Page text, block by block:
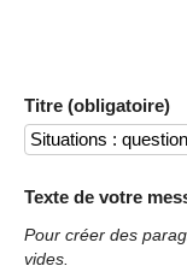
Titre (obligatoire)
Texte de votre
Pour créer des
vides.